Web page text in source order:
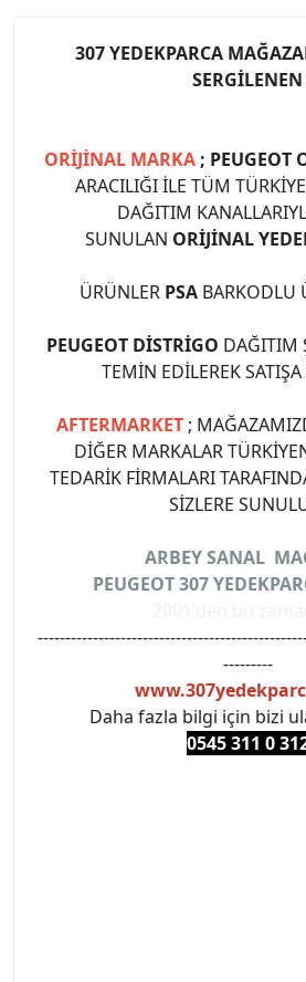
307 YEDEKPARCA
SERGİLENEN
ORİJİNAL MARKA ; PEUGEOT
ARACILIĞI İLE TÜM
DAĞITIM
SUNULAN ORİJİNAL
ÜRÜNLER PSA BARKODLU
PEUGEOT DİSTRİGO DAĞITIM
TEMİN EDİLEREK
AFTERMARKET ;
DİĞER MARKALAR
TEDARİK FİRMALARI
SİZLERE
ARBEY SANAL
PEUGEOT 307
---------
Daha fazla bilgi için bizi
0545 311 0 3